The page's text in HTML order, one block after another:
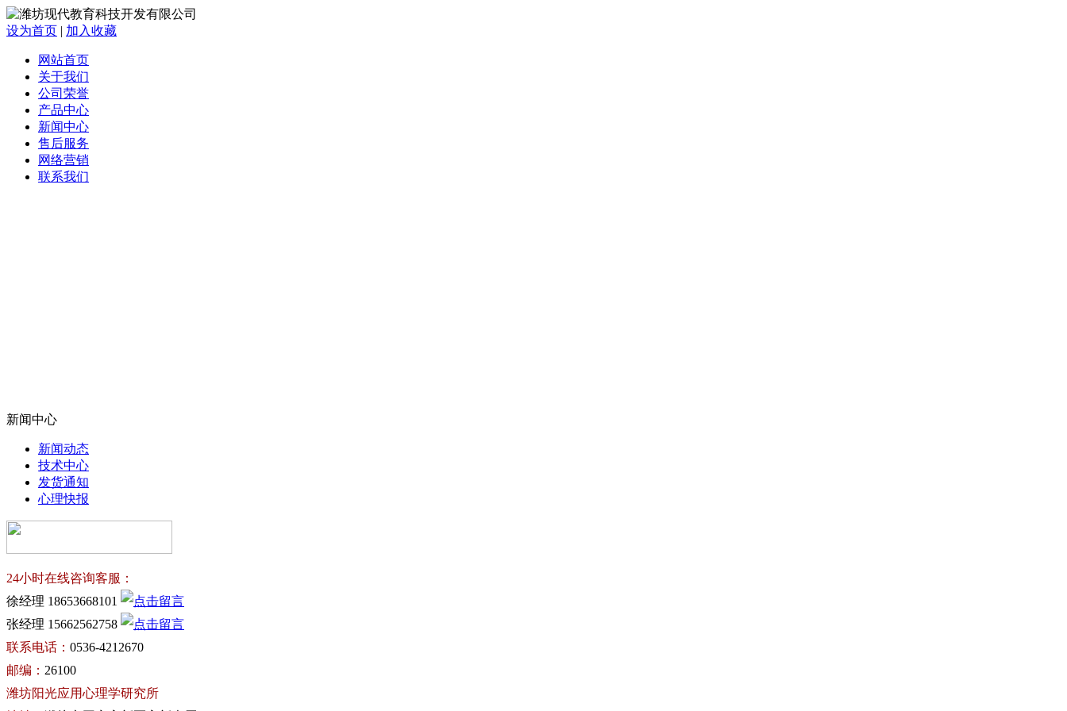
设为首页 | 加入收藏
网站首页
关于我们
公司荣誉
产品中心
新闻中心
售后服务
网络营销
联系我们
新闻中心
新闻动态
技术中心
发货通知
心理快报
24小时在线咨询客服：
徐经理 18653668101
张经理 15662562758
联系电话： 0536-4212670
邮编： 26100
潍坊阳光应用心理学研究所